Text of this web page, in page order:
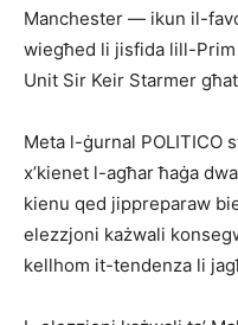
Manchester — ikun il-
wiegħed li jisfida lill-
Unit Sir Keir Starmer
Meta l-ġurnal POLITICO
x’kienet l-agħar ħaġa
kienu qed jippreparaw
elezzjoni każwali
kellhom it-tendenza li